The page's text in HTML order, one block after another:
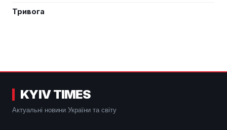
Тривога
KYIV TIMES
Актуальні новини України та світу